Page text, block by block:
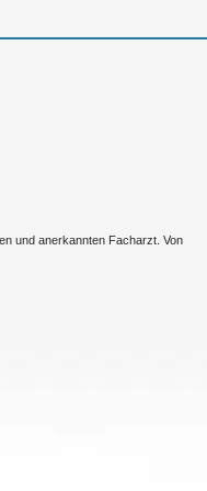
und anerkannten Facharzt. Von